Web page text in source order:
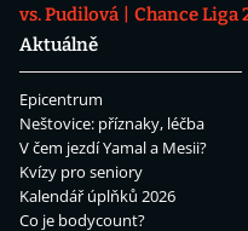
vs. Pudilová
Chance Liga
Aktuálně
Epicentrum
Neštovice: příznaky, léčba
V čem jezdí Yamal a Mesii?
Kvízy pro seniory
Kalendář úplňků 2026
Co je bodycount?